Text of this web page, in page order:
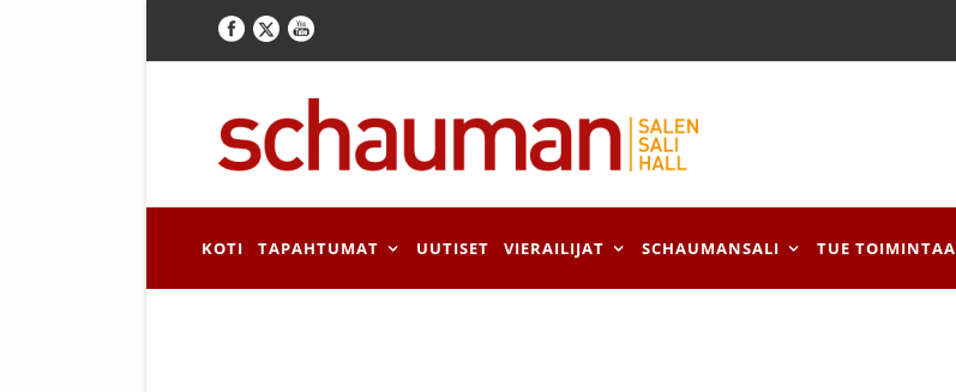
KOTI TAPAHTUMAT UUTISET VIERAILIJAT SCHAUMANSALI TUE TOIMINTAA